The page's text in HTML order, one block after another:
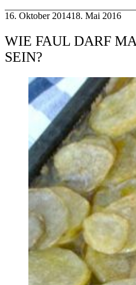
16. Oktober 201418. Mai 2016
WIE FAUL DARF
SEIN?